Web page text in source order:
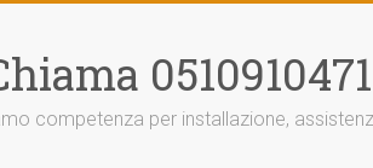
0510910471
competenza per installazione,